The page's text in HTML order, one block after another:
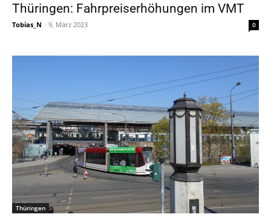
Thüringen: Fahrpreiserhöhungen im VMT
Tobias_N - 9. März 2023 0
Thüringen